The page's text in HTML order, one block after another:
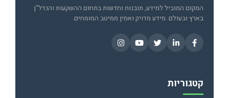
המקום המוביל למידע, תובנות וחדשות בתחום ההשקעות והנדל"ן
בארץ ובעולם. מידע מדויק ואמין ממיטב המומחים.
קטגוריות